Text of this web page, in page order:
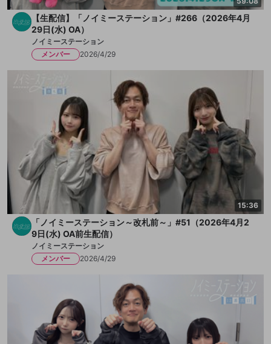
【生配信】「ノイミーステーション」#266（2026年4月
29日(水) OA）
ノイミーステーション
メンバー
2026/4/29
15:36
「ノイミーステーション～改札前～」#51（2026年4月2
9日(水) OA前生配信）
ノイミーステーション
メンバー
2026/4/29